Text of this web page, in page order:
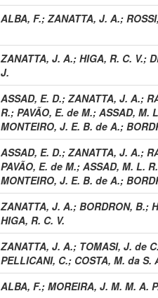
ALBA, F.; ZANATTA, J. A.;
ZANATTA, J. A.; HIGA, R. C. V.;
J.
ASSAD, E. D.; ZANATTA, J. A.;
R.; PAVÃO, E. de M.; ASSAD, M.
MONTEIRO, J. E. B. de A.;
ASSAD, E. D.; ZANATTA, J. A.;
PAVÃO, E. de M.; ASSAD, M. L.
MONTEIRO, J. E. B. de A.;
ZANATTA, J. A.; BORDRON, B.;
HIGA, R. C. V.
ZANATTA, J. A.; TOMASI, J. de C.
PELLICANI, C.; COSTA, M. da S.
ALBA, F.; MOREIRA, J. M. M. A.